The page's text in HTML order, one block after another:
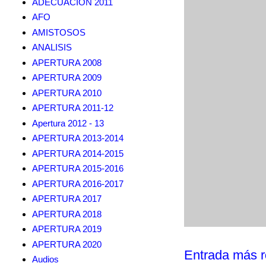
Entrada más
AFO
AMISTOSOS
ANALISIS
APERTURA 2008
APERTURA 2009
APERTURA 2010
APERTURA 2011-12
Apertura 2012 - 13
APERTURA 2013-2014
APERTURA 2014-2015
APERTURA 2015-2016
APERTURA 2016-2017
APERTURA 2017
APERTURA 2018
APERTURA 2019
APERTURA 2020
Audios